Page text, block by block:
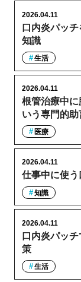
口内炎パッ
知識
2026.04.11
生活
根管治療中
いう専門的助
2026.04.11
医療
仕事中に使
2026.04.11
知識
口内炎パッ
策
2026.04.11
生活